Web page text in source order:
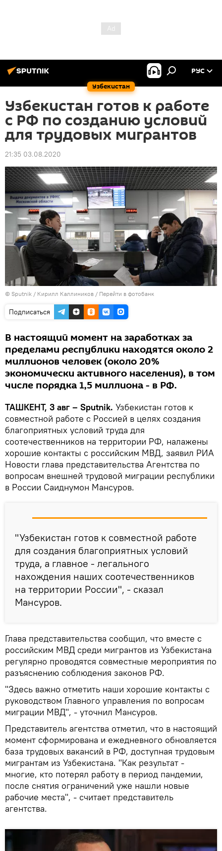
Узбекистан
РУС
Узбекистан готов к работе
с РФ по созданию условий
для трудовых мигрантов
21:35 03.08.2020
© Sputnik / Кирилл Каллиников / Перейти в фотобанк
Подписаться
В настоящий момент на заработках за
пределами республики находятся около 2
миллионов человек (около 20%
экономически активного населения), в том
числе порядка 1,5 миллиона - в РФ.
ТАШКЕНТ, 3 авг – Sputnik. Узбекистан готов к
совместной работе с Россией в целях создания
благоприятных условий труда для
соотечественников на территории РФ, налажены
хорошие контакты с российским МВД, заявил РИА
Новости глава представительства Агентства по
вопросам внешней трудовой миграции республики
в России Саиднумон Мансуров.
"Узбекистан готов к совместной работе
для создания благоприятных условий
труда, а главное - легального
нахождения наших соотечественников
на территории России", - сказал
Мансуров.
Глава представительства сообщил, что вместе с
российским МВД среди мигрантов из Узбекистана
регулярно проводятся совместные мероприятия по
разъяснению соблюдения законов РФ.
"Здесь важно отметить наши хорошие контакты с
руководством Главного управления по вопросам
миграции МВД", - уточнил Мансуров.
Представитель агентства отметил, что в настоящий
момент сформирована и ежедневного обновляется
база трудовых вакансий в РФ, доступная трудовым
мигрантам из Узбекистана. "Как результат -
многие, кто потерял работу в период пандемии,
после снятия ограничений уже нашли новые
рабочие места", - считает представитель
агентства.